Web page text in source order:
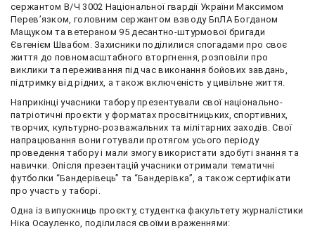
сержантом В/Ч 3002 Національної гвардії України Максимом
Перев’язком, головним сержантом взводу БпЛА Богданом
Мащуком та ветераном 95 десантно-штурмової бригади
Євгенієм Швабом. Захисники поділилися спогадами про своє
життя до повномасштабного вторгнення, розповіли про
виклики та переживання під час виконання бойових завдань,
підтримку від рідних, а також включеність у цивільне життя.
Наприкінці учасники табору презентували свої національно-
патріотичні проєкти у форматах просвітницьких, спортивних,
творчих, культурно-розважальних та мілітарних заходів. Свої
напрацювання вони готували протягом усього періоду
проведення табору і мали змогу використати здобуті знання та
навички. Опісля презентацій учасники отримали тематичні
футболки “Бандерівець” та “Бандерівка”, а також сертифікати
про участь у таборі.
Одна із випускниць проєкту, студентка факультету журналістики
Ніка Осауленко, поділилася своїми враженнями: